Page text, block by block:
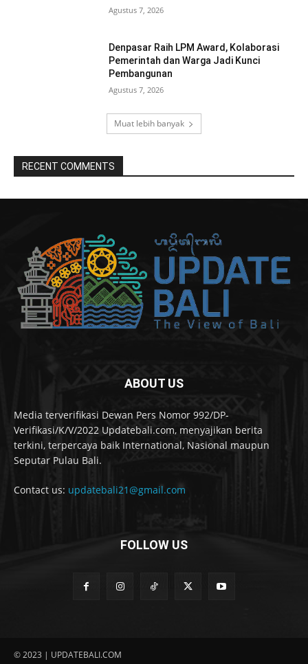
Agustus 7, 2026
Denpasar Raih LPM Award, Kolaborasi
Pemerintah dan Warga Jadi Kunci
Pembangunan
Agustus 7, 2026
Muat lebih banyak
RECENT COMMENTS
ABOUT US
Media terverifikasi Dewan Pers Nomor 992/DP-
Verifikasi/K/V/2022 Updatebali.com, menyajikan berita
terkini, terpercaya baik International, Nasional maupun
Seputar Pulau Bali.
Contact us: updatebali21@gmail.com
FOLLOW US
© 2023 | UPDATEBALI.COM